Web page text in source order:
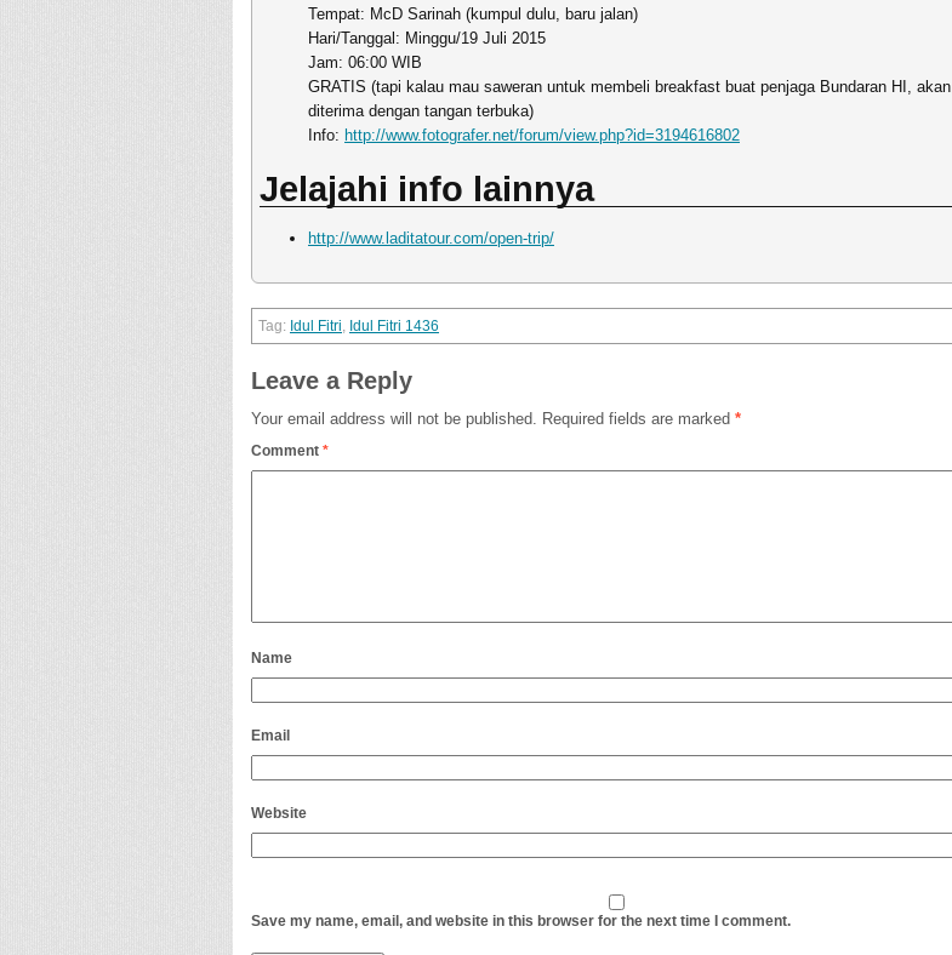
Tempat: McD Sarinah (kumpul dulu, baru jalan)
Hari/Tanggal: Minggu/19 Juli 2015
Jam: 06:00 WIB
GRATIS (tapi kalau mau saweran untuk membeli breakfast buat penjaga Bundaran HI, akan
diterima dengan tangan terbuka)
Info: http://www.fotografer.net/forum/view.php?id=3194616802
Jelajahi info lainnya
http://www.laditatour.com/open-trip/
Idul Fitri, Idul Fitri 1436
Leave a Reply
Your email address will not be published. Required fields are marked *
Comment *
Name
Email
Website
Save my name, email, and website in this browser for the next time I comment.